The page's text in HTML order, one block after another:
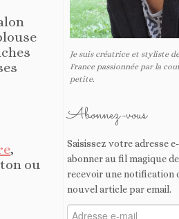
,
ou
Je suis créatrice et styliste
France passionnée par la
petite.
Abonnez-vous
Saisissez votre adresse
abonner au fil magique
recevoir une notification
nouvel article par email.
Adresse